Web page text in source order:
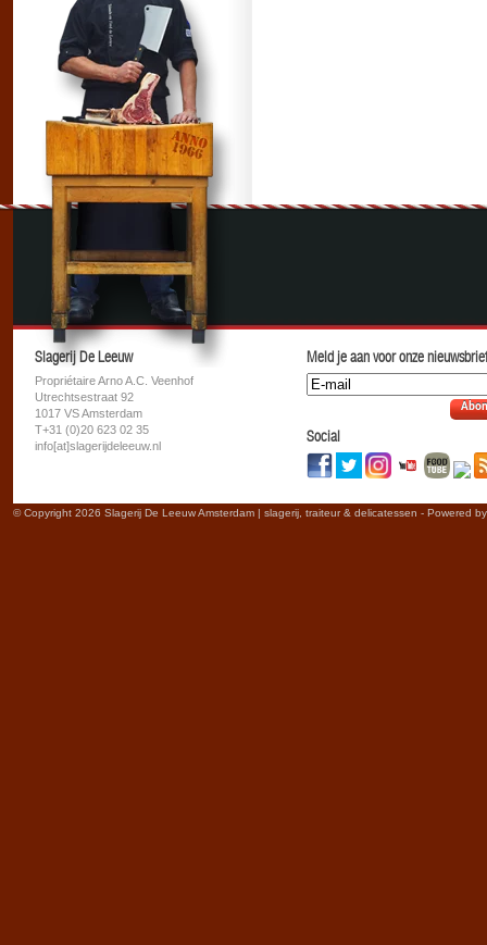
Slagerij De Leeuw
Propriétaire Arno A.C. Veenhof
Utrechtsestraat 92
1017 VS Amsterdam
T+31 (0)20 623 02 35
info[at]slagerijdeleeuw.nl
Meld je aan voor onze
Social
© Copyright 2026 Slagerij De Leeuw Amsterdam | slagerij, traiteur & delicatessen - Powered